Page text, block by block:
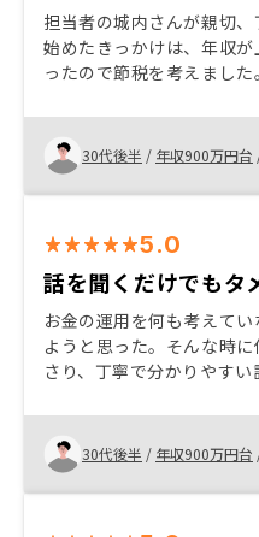
担当者の城内さんが親切
始めたきっかけは、年収
ったので節税を考えまし
私自身の家計状況をを把
してくれました。
30代後半 / 年収900万円台
5.0
話を聞くだけでもタ
お金の運用を何も考えて
ようと思った。そんな時
さり、丁寧で分かりやす
資が出来ることを知りや
カーが好きでフロンター
ントだった。
30代後半 / 年収900万円台